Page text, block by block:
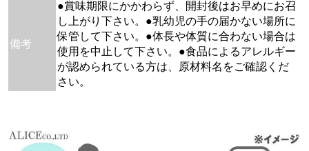
備考
●賞味期限にかかわらず、開封後はお早めにお召
し上がり下さい。●乳幼児の手の届かない場所に
保管して下さい。●体長や体質に合わない場合は
使用を中止して下さい。●食品によるアレルギー
が認められている方は、原材料名をご確認くだ
さい。